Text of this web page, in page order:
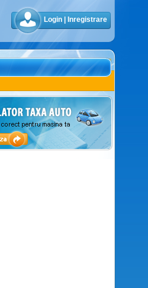
Login Inregistrare